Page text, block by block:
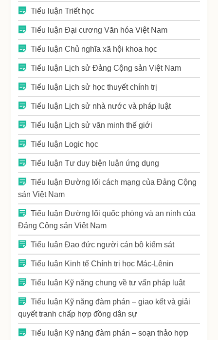
Tiểu luận Triết học
Tiểu luận Đại cương Văn hóa Việt Nam
Tiểu luận Chủ nghĩa xã hội khoa học
Tiểu luận Lịch sử Đảng Cộng sản Việt Nam
Tiểu luận Lịch sử học thuyết chính trị
Tiểu luận Lịch sử nhà nước và pháp luật
Tiểu luận Lịch sử văn minh thế giới
Tiểu luận Logic học
Tiểu luận Tư duy biện luận ứng dụng
Tiểu luận Đường lối cách mạng của Đảng Cộng
sản Việt Nam
Tiểu luận Đường lối quốc phòng và an ninh của
Đảng Cộng sản Việt Nam
Tiểu luận Đạo đức người cán bộ kiểm sát
Tiểu luận Kinh tế Chính trị học Mác-Lênin
Tiểu luận Kỹ năng chung về tư vấn pháp luật
Tiểu luận Kỹ năng đàm phán – giao kết và giải
quyết tranh chấp hợp đồng dân sự
Tiểu luận Kỹ năng đàm phán – soạn thảo hợp